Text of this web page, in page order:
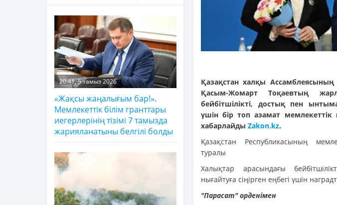
Қазақстан халқы
Қасым-Жомарт Тоқаевтың
бейбітшілікті, достық пен
үшін бір топ азамат
хабарлайды Zakon.kz.
Қазақстан Республикасының
туралы
Халықтар арасындағы
нығайтуға сiңiрген еңбегi үшiн
"Парасат" орденімен
20:41, 5 тамыз 2026
«Жақсы жаңалығым бар!».
Мемлекеттік білім гранттары
иегерлерінің тізімі 7 тамызда
жарияланатыны белгілі болды